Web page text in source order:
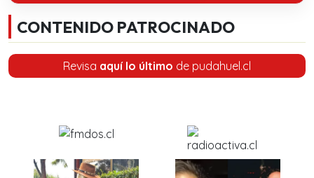
CONTENIDO PATROCINADO
Revisa aquí lo último de pudahuel.cl